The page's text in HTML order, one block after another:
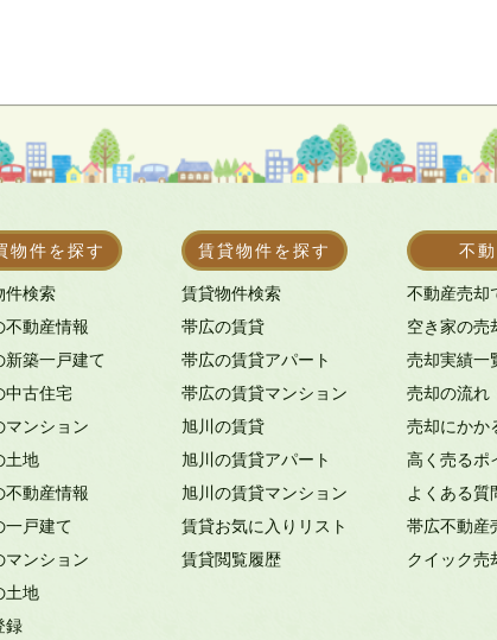
物件を探す
件検索
不動産情報
新築一戸建て
中古住宅
マンション
土地
不動産情報
一戸建て
マンション
土地
録
賃貸物件を探す
賃貸物件検索
帯広の賃貸
帯広の賃貸アパート
帯広の賃貸マンション
旭川の賃貸
旭川の賃貸アパート
旭川の賃貸マンション
賃貸お気に入りリスト
賃貸閲覧履歴
不
不動産売却
空き家の売
売却実績一
売却の流れ
売却にかか
高く売るポ
よくある質
帯広不動産
クイック売